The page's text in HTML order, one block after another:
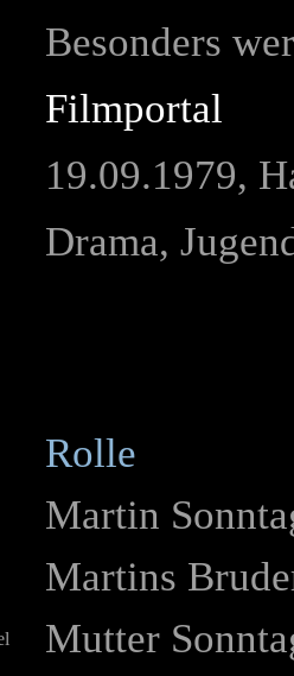
Besonders
Filmportal
19.09.1979,
Drama,
Rolle
Martin
Martins
Mutter